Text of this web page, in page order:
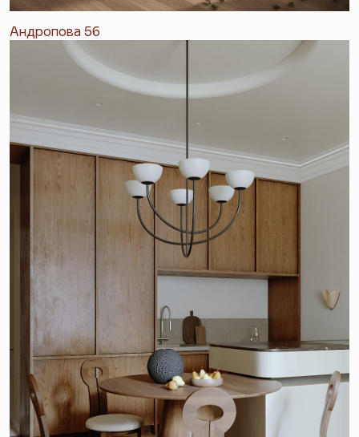
Андропова 56